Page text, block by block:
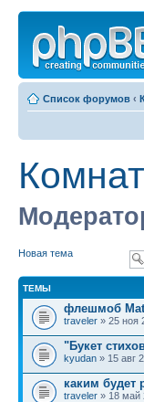
Список форумов ‹
Новая тема
ТЕМЫ
флешмоб
traveler » 25 ноя
"Букет
kyudan » 15 авг
каким будет
traveler » 18 май